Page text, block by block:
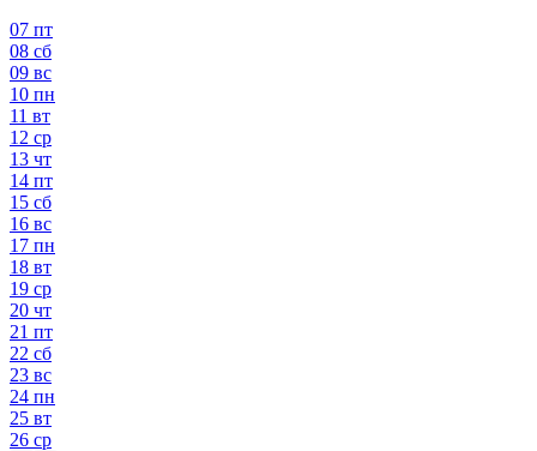
07 пт
08 сб
09 вс
10 пн
11 вт
12 ср
13 чт
14 пт
15 сб
16 вс
17 пн
18 вт
19 ср
20 чт
21 пт
22 сб
23 вс
24 пн
25 вт
26 ср